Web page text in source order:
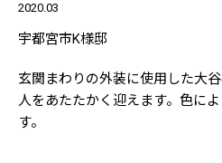
2020.03
宇都宮市K様邸
玄関まわりの外装に使用した大
人をあたたかく迎えます。色に
す。